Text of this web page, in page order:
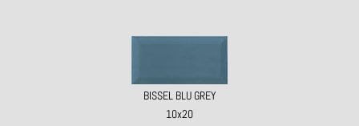
BISSEL BLU GREY
10x20